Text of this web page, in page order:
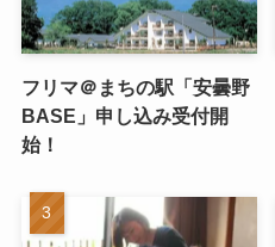
フリマ＠まちの駅「安曇野
BASE」申し込み受付開
始！